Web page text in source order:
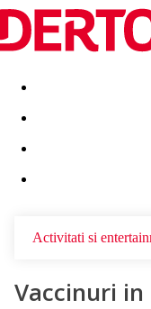
Destinatii Vacanta
Activitati si
Vaccinuri in